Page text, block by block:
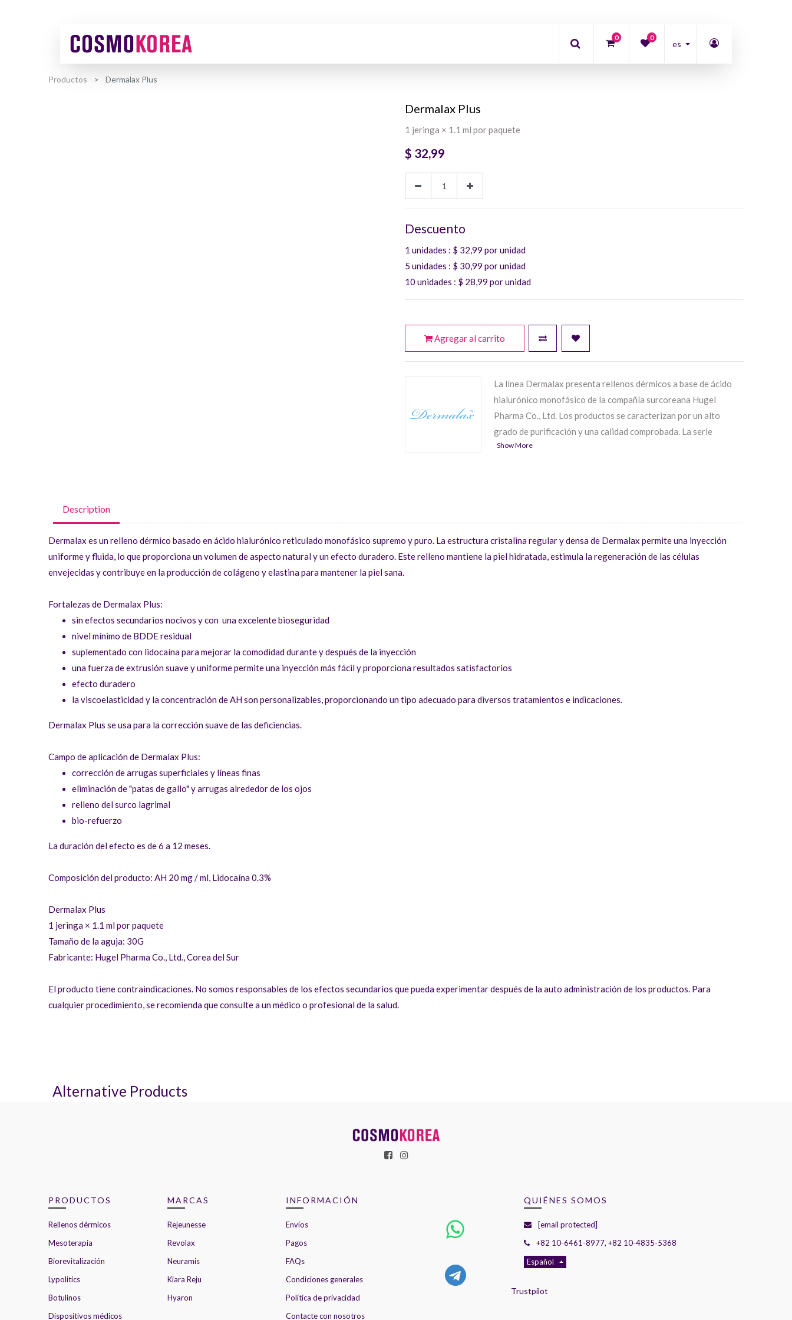
0 0
es
Productos Dermalax Plus
Dermalax Plus
1 jeringa × 1.1 ml por paquete
$ 32,99
Descuento
1 unidades : $ 32,99 por unidad
5 unidades : $ 30,99 por unidad
10 unidades : $ 28,99 por unidad
Agregar al carrito
La línea Dermalax presenta rellenos dérmicos a base de ácido
hialurónico monofásico de la compañía surcoreana Hugel
Pharma Co., Ltd. Los productos se caracterizan por un alto
grado de purificación y una calidad comprobada. La serie
contiene tres productos:
Show More
Description
Dermalax es un relleno dérmico basado en ácido hialurónico reticulado monofásico supremo y puro. La estructura cristalina regular y densa de Dermalax permite una inyección
uniforme y fluida, lo que proporciona un volumen de aspecto natural y un efecto duradero. Este relleno mantiene la piel hidratada, estimula la regeneración de las células
envejecidas y contribuye en la producción de colágeno y elastina para mantener la piel sana.
Fortalezas de Dermalax Plus:
sin efectos secundarios nocivos y con una excelente bioseguridad
nivel mínimo de BDDE residual
suplementado con lidocaína para mejorar la comodidad durante y después de la inyección
una fuerza de extrusión suave y uniforme permite una inyección más fácil y proporciona resultados satisfactorios
efecto duradero
la viscoelasticidad y la concentración de AH son personalizables, proporcionando un tipo adecuado para diversos tratamientos e indicaciones.
Dermalax Plus se usa para la corrección suave de las deficiencias.
Campo de aplicación de Dermalax Plus:
corrección de arrugas superficiales y líneas finas
eliminación de "patas de gallo" y arrugas alrededor de los ojos
relleno del surco lagrimal
bio-refuerzo
La duración del efecto es de 6 a 12 meses.
Composición del producto: AH 20 mg / ml, Lidocaína 0.3%
Dermalax Plus
1 jeringa × 1.1 ml por paquete
Tamaño de la aguja: 30G
Fabricante: Hugel Pharma Co., Ltd., Corea del Sur
El producto tiene contraindicaciones. No somos responsables de los efectos secundarios que pueda experimentar después de la auto administración de los productos. Para
cualquier procedimiento, se recomienda que consulte a un médico o profesional de la salud.
Alternative Products
PRODUCTOS
Rellenos dérmicos
Mesoterapia
Biorevitalización
Lypolitics
Botulinos
Dispositivos médicos
MARCAS
Rejeunesse
Revolax
Neuramis
Kiara Reju
Hyaron
INFORMACIÓN
Envíos
Pagos
FAQs
Condiciones generales
Política de privacidad
Contacte con nosotros
QUIÉNES SOMOS
[email protected]
+82 10-6461-8977, +82 10-4835-5368
Español
Trustpilot